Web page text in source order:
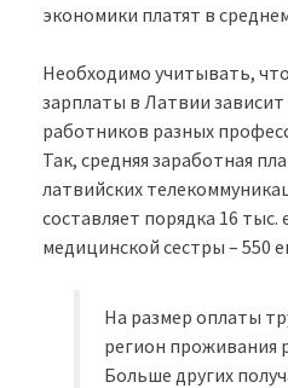
экономики платят в
Необходимо учитывать,
зарплаты в Латвии зависит
работников разных
Так, средняя заработная
латвийских
составляет порядка 16 тыс.
медицинской сестры – 550
На размер оплаты
регион проживания
Больше других